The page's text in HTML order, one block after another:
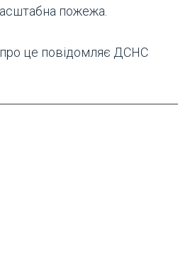
пожежа.
це повідомляє ДСНС